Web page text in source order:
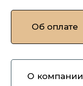
Об оплате
О компании